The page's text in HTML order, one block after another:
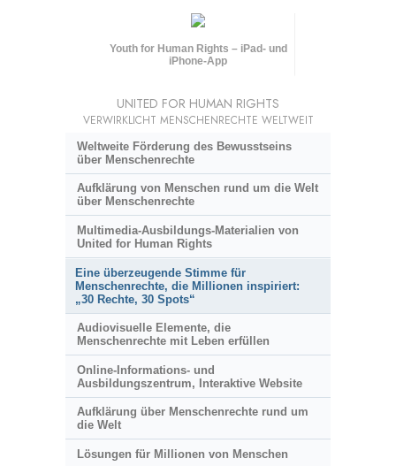
Youth for Human Rights – iPad- und
iPhone-App
UNITED FOR HUMAN RIGHTS
VERWIRKLICHT MENSCHENRECHTE WELTWEIT
Weltweite Förderung des Bewusstseins
über Menschenrechte
Aufklärung von Menschen rund um die Welt
über Menschenrechte
Multimedia-Ausbildungs-Materialien von
United for Human Rights
Eine überzeugende Stimme für
Menschenrechte, die Millionen inspiriert:
„30 Rechte, 30 Spots“
Audiovisuelle Elemente, die
Menschenrechte mit Leben erfüllen
Online-Informations- und
Ausbildungszentrum, Interaktive Website
Aufklärung über Menschenrechte rund um
die Welt
Lösungen für Millionen von Menschen